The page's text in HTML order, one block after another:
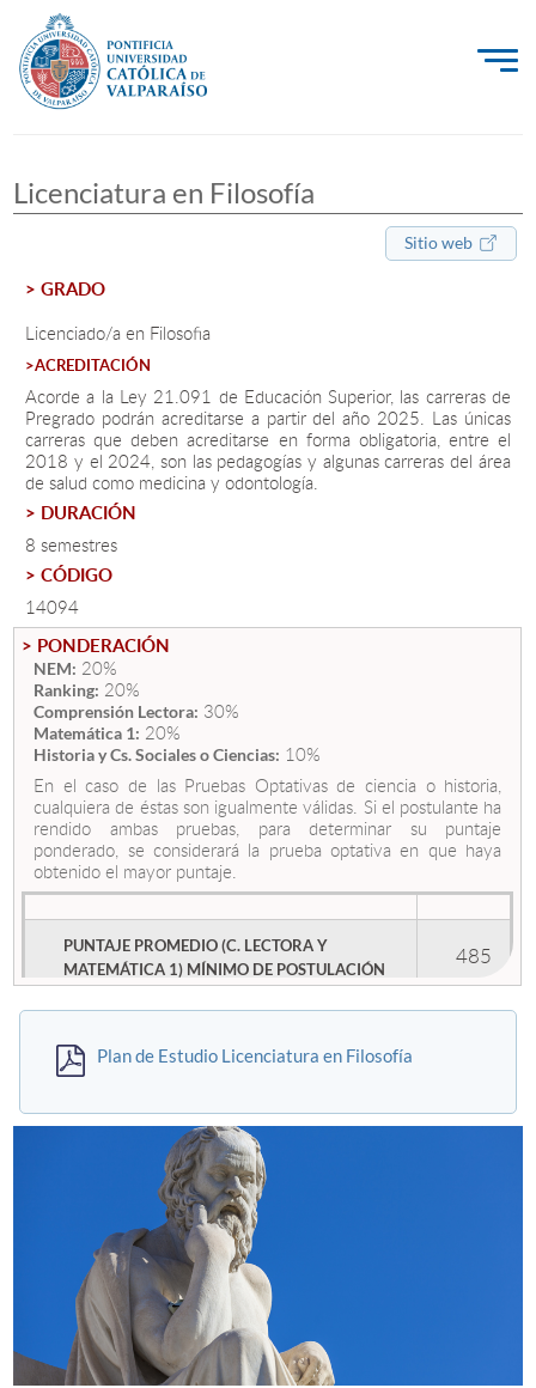
Investigación, Creación e Innovación
Vinculación con el Medio
Admisión
Pregrado
Postgrado
Formación Continua
Estudiantes
Académicos
Funcionarios
Alumni
English
Licenciatura en Filosofía
Sitio web
> GRADO
Licenciado/a en Filosofia
>ACREDITACIÓN
Acorde a la Ley 21.091 de Educación Superior, las carreras de
Pregrado podrán acreditarse a partir del año 2025. Las únicas
carreras que deben acreditarse en forma obligatoria, entre el
2018 y el 2024, son las pedagogías y algunas carreras del área
de salud como medicina y odontología.
> DURACIÓN
8 semestres
> CÓDIGO
14094
> PONDERACIÓN
NEM: 20%
Ranking: 20%
Comprensión Lectora: 30%
Matemática 1: 20%
Historia y Cs. Sociales o Ciencias: 10%
En el caso de las Pruebas Optativas de ciencia o historia,
cualquiera de éstas son igualmente válidas. Si el postulante ha
rendido ambas pruebas, para determinar su puntaje
ponderado, se considerará la prueba optativa en que haya
obtenido el mayor puntaje.
PUNTAJE PROMEDIO (C. LECTORA Y
MATEMÁTICA 1) MÍNIMO DE POSTULACIÓN
485
Plan de Estudio Licenciatura en Filosofía